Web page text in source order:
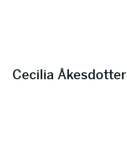
Cecilia Åkesdotter